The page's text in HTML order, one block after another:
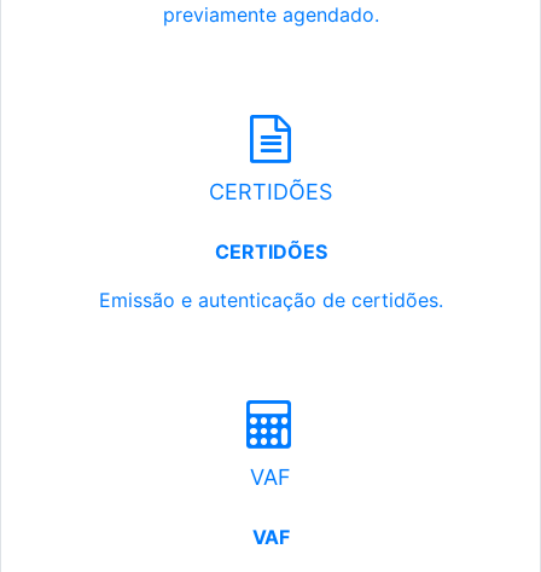
previamente agendado.
CERTIDÕES
CERTIDÕES
Emissão e autenticação de certidões.
VAF
VAF